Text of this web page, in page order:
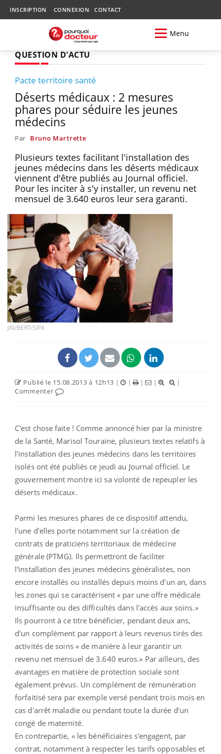
INSCRIPTION CONNEXION CONTACT
Menu
QUESTION D'ACTU
Pacte territoire santé
Déserts médicaux : 2 mesures
phares pour séduire les jeunes
médecins
Par Bruno Martrette
Plusieurs textes facilitant l'installation des
jeunes médecins dans les déserts médicaux
viennent d'être publiés au Journal officiel.
Pour les inciter à s'y installer, un revenu net
mensuel de 3.640 euros leur sera garanti.
JAUBERT/SIPA
Publié le 15.08.2013 à 12h13 | | | |
|
Commenter
C'est chose faite ! Comme annoncé hier par la ministre
de la Santé, Marisol Touraine, plusieurs textes relatifs à
l'installation des jeunes médecins dans les territoires
isolés ont été publiés ce jeudi au Journal officiel. Le
gouvernement montre ici sa volonté de repeupler les
déserts médicaux.
Parmi les mesures phares de ce dispositif attendu,
l'une d'elles porte notamment sur la création de
contrats de praticiens territoriaux de médecine
générale (PTMG). Ils permettront de faciliter
l'installation des jeunes médecins généralistes, non
encore installés ou installés depuis moins d'un an, dans
les zones qui se caractérisent « par une offre médicale
insuffisante ou des difficultés dans l'accès aux soins.»
Ils pourront à ce titre bénéficier, pendant deux ans,
d'un complément par rapport à leurs revenus tirés des
activités de soins « de manière à leur garantir un
revenu net mensuel de 3.640 euros.» Par ailleurs, des
avantages en matière de protection sociale sont
également prévus. Un complément de rémunération
forfaitisé sera par exemple versé pendant trois mois en
cas d'arrêt maladie ou pendant toute la durée d'un
congé de maternité.
En contrepartie, « les bénéficiaires s'engagent, par
contrat, notamment à respecter les tarifs opposables et